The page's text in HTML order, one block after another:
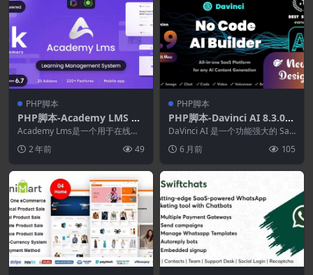
PHP脚本
PHP脚本-Academy LMS 6.
7–学习管理系统
Academy Lms是一个用于在线学
根据自己的专...
2 年前 49
PHP脚本
PHP脚本-Davinci AI 8.3.0–
OpenAI 内容.文本.图像.语
音.聊天.代码.成绩单和视频生
成器作为SaaS
DaVinci AI 是一个功能强大的 Saa
... 6 月前 105